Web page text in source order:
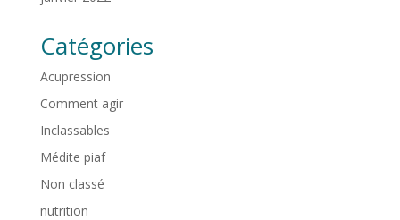
Catégories
Acupression
Comment agir
Inclassables
Médite piaf
Non classé
nutrition